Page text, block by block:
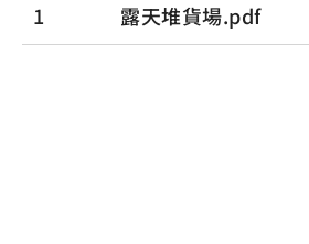
1 露天堆貨場.pdf